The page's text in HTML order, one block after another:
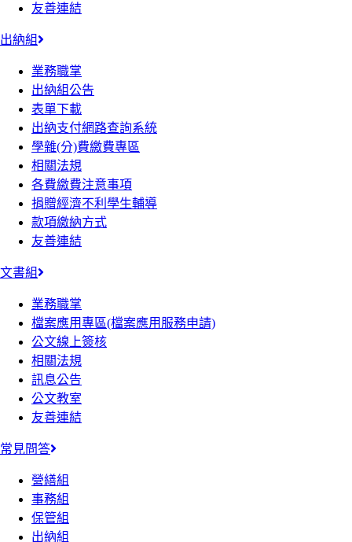
友善連結
出納組
業務職掌
出納組公告
表單下載
出納支付網路查詢系統
學雜(分)費繳費專區
相關法規
各費繳費注意事項
捐贈經濟不利學生輔導
款項繳納方式
友善連結
文書組
業務職掌
檔案應用專區(檔案應用服務申請)
公文線上簽核
相關法規
訊息公告
公文教室
友善連結
常見問答
營繕組
事務組
保管組
出納組